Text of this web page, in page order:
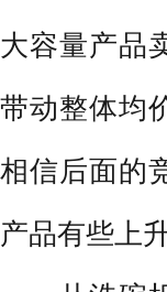
大容量产品
带动整体均
相信后面的
产品有些上